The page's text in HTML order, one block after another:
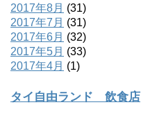
2017年8月 (31)
2017年7月 (31)
2017年6月 (32)
2017年5月 (33)
2017年4月 (1)
タイ自由ランド 飲食店